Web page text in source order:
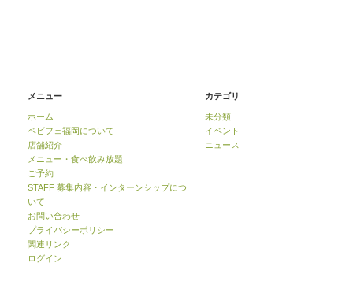
メニュー
ホーム
ベビフェ福岡について
店舗紹介
メニュー・食べ飲み放題
ご予約
STAFF 募集内容・インターンシップにつ
いて
お問い合わせ
プライバシーポリシー
関連リンク
ログイン
カテゴリ
未分類
イベント
ニュース